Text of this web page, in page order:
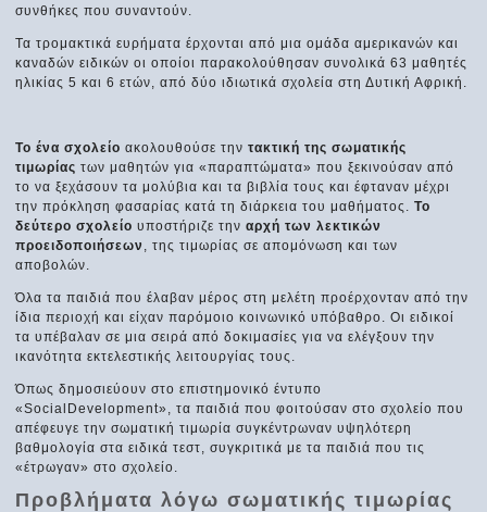
συνθήκες που συναντούν.
Τα τρομακτικά ευρήματα έρχονται από μια ομάδα αμερικανών και
καναδών ειδικών οι οποίοι παρακολούθησαν συνολικά 63 μαθητές
ηλικίας 5 και 6 ετών, από δύο ιδιωτικά σχολεία στη Δυτική Αφρική.
Το ένα σχολείο ακολουθούσε τηντακτική της σωματικής
τιμωρίας των μαθητών για «παραπτώματα» που ξεκινούσαν από
το να ξεχάσουν τα μολύβια και τα βιβλία τους και έφταναν μέχρι
την πρόκληση φασαρίας κατά τη διάρκεια του μαθήματος.Το
δεύτερο σχολείο υποστήριζε τηναρχή των λεκτικών
προειδοποιήσεων , της τιμωρίας σε απομόνωση και των
αποβολών.
Όλα τα παιδιά που έλαβαν μέρος στη μελέτη προέρχονταν από την
ίδια περιοχή και είχαν παρόμοιο κοινωνικό υπόβαθρο. Οι ειδικοί
τα υπέβαλαν σε μια σειρά από δοκιμασίες για να ελέγξουν την
ικανότητα εκτελεστικής λειτουργίας τους.
Όπως δημοσιεύουν στο επιστημονικό έντυπο
«SocialDevelopment», τα παιδιά που φοιτούσαν στο σχολείο που
απέφευγε την σωματική τιμωρία συγκέντρωναν υψηλότερη
βαθμολογία στα ειδικά τεστ, συγκριτικά με τα παιδιά που τις
«έτρωγαν» στο σχολείο.
Προβλήματα λόγω σωματικής τιμωρίας